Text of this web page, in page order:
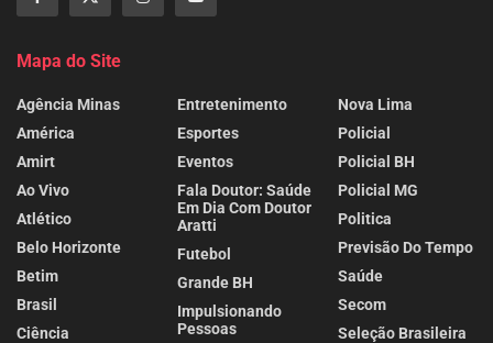
Mapa do Site
Agência Minas
América
Amirt
Ao Vivo
Atlético
Belo Horizonte
Betim
Brasil
Ciência
Entretenimento
Esportes
Eventos
Fala Doutor: Saúde
Em Dia Com Doutor
Aratti
Futebol
Grande BH
Impulsionando
Pessoas
Nova Lima
Policial
Policial BH
Policial MG
Politica
Previsão Do Tempo
Saúde
Secom
Seleção Brasileira